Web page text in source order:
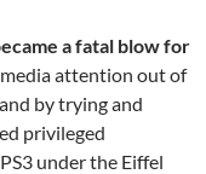
a fatal blow for
attention out of
by trying and
privileged
under the Eiffel